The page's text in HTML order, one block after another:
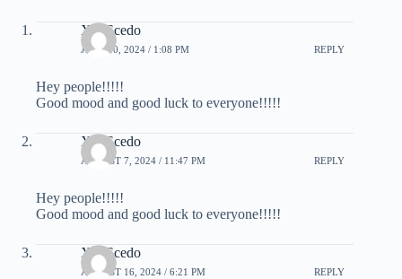
X22Scedo
JUNE 30, 2024 / 1:08 PM REPLY
Hey people!!!!!
Good mood and good luck to everyone!!!!!
X22Scedo
AUGUST 7, 2024 / 11:47 PM REPLY
Hey people!!!!!
Good mood and good luck to everyone!!!!!
X22Scedo
AUGUST 16, 2024 / 6:21 PM REPLY